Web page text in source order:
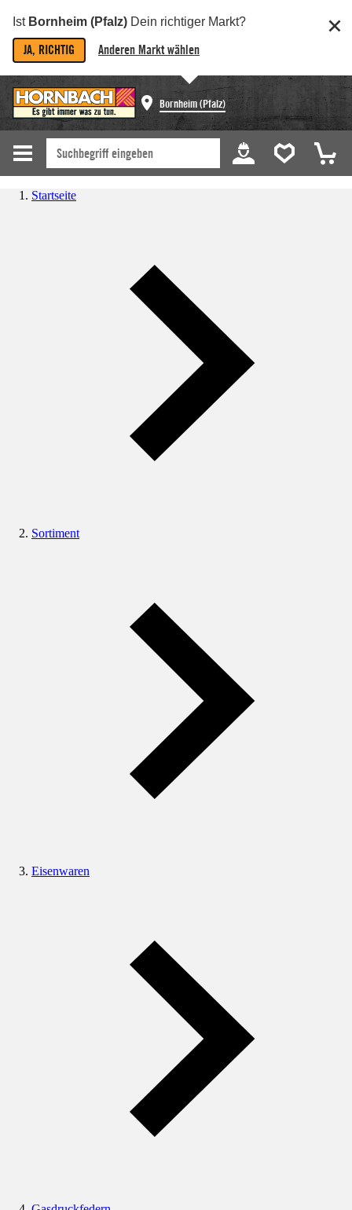
Ist Bornheim (Pfalz) Dein richtiger Markt?
JA, RICHTIG Anderen Markt wählen
Bornheim (Pfalz)
Startseite
Sortiment
Eisenwaren